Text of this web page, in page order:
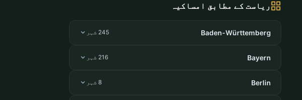
ریاست کے مطابق امساکیہ
Baden-Württemberg 245 شہر
Bayern 216 شہر
Berlin 8 شہر